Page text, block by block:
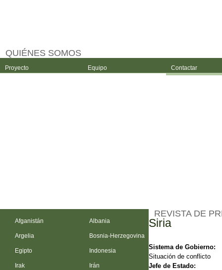
QUIÉNES SOMOS
Proyecto Equipo Contactar
Afganistán Albania
Argelia Bosnia-Herzegovina
Egipto Indonesia
Irak Irán
REVISTA DE
Siria
Sistema de Gobierno:
Situación de conflicto
Jefe de Estado: